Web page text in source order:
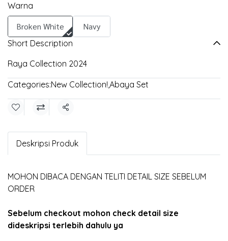
Warna
Broken White Navy
Short Description
Raya Collection 2024
Categories:New Collection!,Abaya Set
Share
Deskripsi Produk
MOHON DIBACA DENGAN TELITI DETAIL SIZE SEBELUM
ORDER
Sebelum checkout mohon check detail size
dideskripsi terlebih dahulu ya